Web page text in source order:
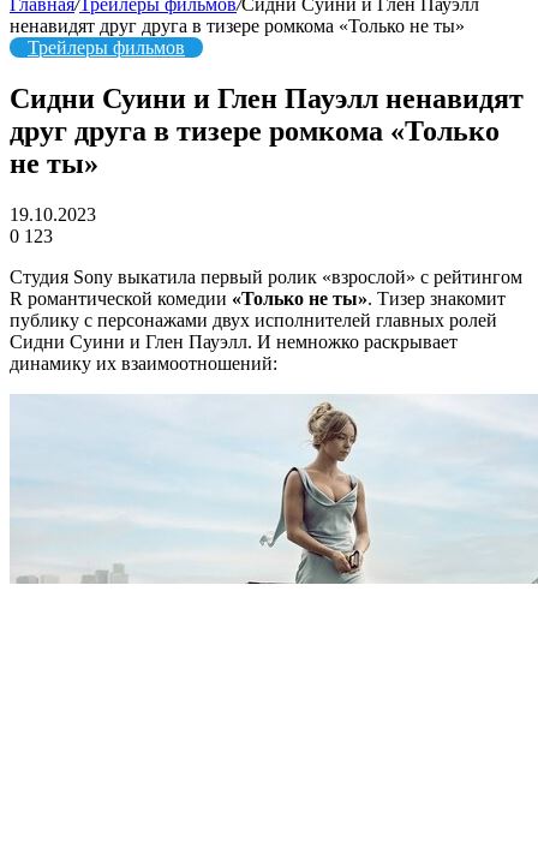
Главная/Трейлеры фильмов/Сидни Суини и Глен Пауэлл
ненавидят друг друга в тизере ромкома «Только не ты»
Трейлеры фильмов
Сидни Суини и Глен Пауэлл ненавидят
друг друга в тизере ромкома «Только
не ты»
19.10.2023
0 123
Студия Sony выкатила первый ролик «взрослой» с рейтингом
R романтической комедии «Только не ты». Тизер знакомит
публику с персонажами двух исполнителей главных ролей
Сидни Суини и Глен Пауэлл. И немножко раскрывает
динамику их взаимоотношений: